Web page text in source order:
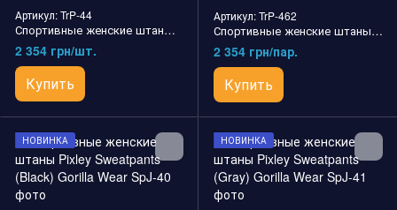
Артикул: TrP-44
Спортивные женские штаны Cleveland Track Pants (Black) Gorilla Wear
2 354 грн/шт.
Купить
Артикул: TrP-462
Спортивные женские штаны Cleveland Track Pants (Gray) Gorilla Wear
2 354 грн/пар.
Купить
НОВИНКА НОВИНКА